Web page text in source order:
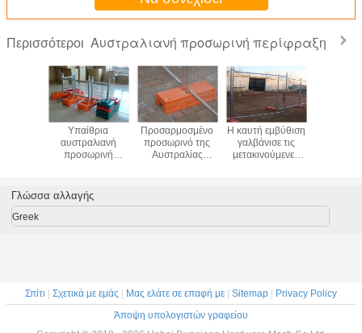
Περισσότεροι Αυστραλιανή προσωρινή περίφραξη
Υπαίθρια
αυστραλιανή
προσωρινή
παιδικών χαρών
που γαλβανίζεται
ντύνεται
Προσαρμοσμένο
προσωρινό της
Αυστραλίας
Η καυτή εμβύθιση
γαλβάνισε τις
μετακινούμενες
εμποδίων ελέγχου
Γλώσσα αλλαγής
Greek
Σπίτι Σχετικά με εμάς Μας ελάτε σε επαφή με Sitemap
Privacy Policy
Άποψη υπολογιστών γραφείου